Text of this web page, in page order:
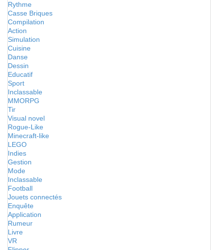
Rythme
Casse Briques
Compilation
Action
Simulation
Cuisine
Danse
Dessin
Educatif
Sport
Inclassable
MMORPG
Tir
Visual novel
Rogue-Like
Minecraft-like
LEGO
Indies
Gestion
Mode
Inclassable
Football
Jouets connectés
Enquête
Application
Rumeur
Livre
VR